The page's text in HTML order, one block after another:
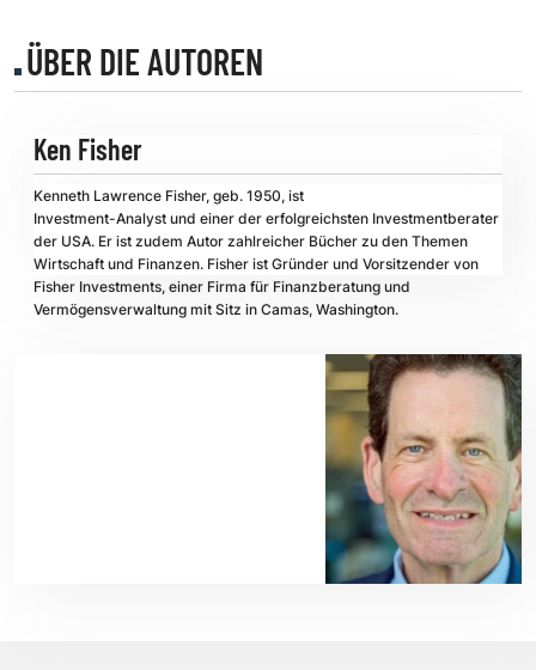
ÜBER DIE AUTOREN
Ken Fisher
Kenneth Lawrence Fisher, geb. 1950, ist
Investment-Analyst und einer der erfolgreichsten Investmentberater
der USA. Er ist zudem Autor zahlreicher Bücher zu den Themen
Wirtschaft und Finanzen. Fisher ist Gründer und Vorsitzender von
Fisher Investments, einer Firma für Finanzberatung und
Vermögensverwaltung mit Sitz in Camas, Washington.